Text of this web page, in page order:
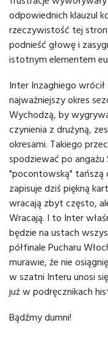
odpowiednich klauzul
rzeczywistość tej
podnieść głowę i
istotnym elementem
Inter Inzaghiego wrócił
najważniejszy okres
Wychodzą, by
czynienia z drużyną,
okresami. Takiego
spodziewać po
"pocontowską" tańszą
zapisuje dziś piękną
wracają zbyt często,
Wracają. I to Inter
będzie na ustach
półfinale Pucharu
murawie, że nie
w szatni Interu unosi
już w podręcznikach
Bądźmy dumni!